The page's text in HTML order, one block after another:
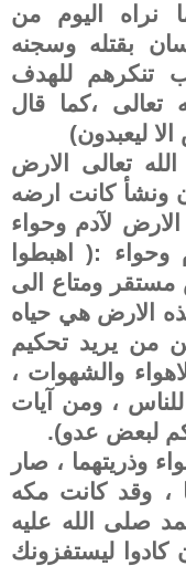
نراه اليوم من
بقتله وسجنه
تنكرهم للهدف
تعالى ،كما قال
ليعبدون)
تعالى الارض
ونشأ كانت ارضه
لآدم وحواء
وحواء :( اهبطوا
ومتاع الى
الارض هي حياه
من يريد تحكيم
والشهوات ،
، ومن آيات
لبعض عدو).
وذريتهما ، صار
، وقد كانت مكه
صلى الله عليه
ليستفزونك